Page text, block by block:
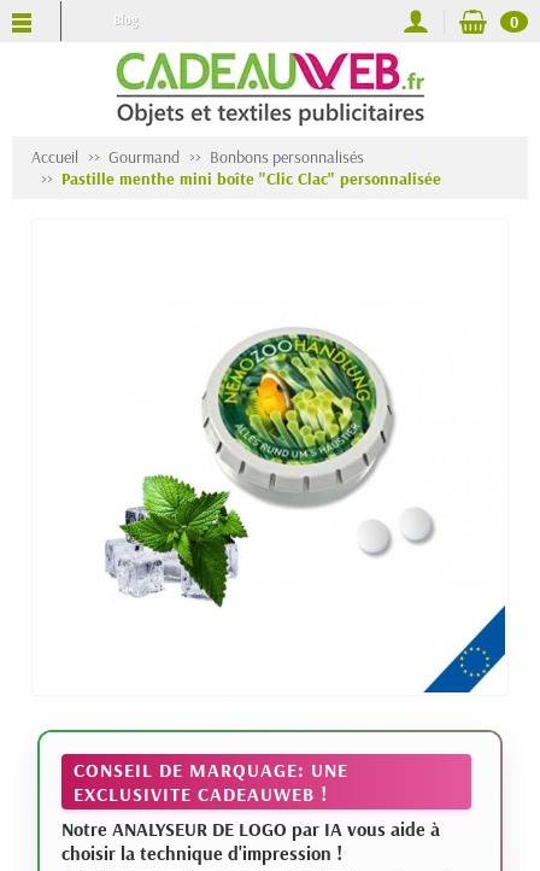
Blog 0
Accueil Gourmand
Bonbons personnalisés
Pastille menthe mini boîte "Clic Clac" personnalisée
CONSEIL DE MARQUAGE: UNE
EXCLUSIVITE CADEAUWEB !
Notre ANALYSEUR DE LOGO par IA vous aide à
choisir la technique d'impression !